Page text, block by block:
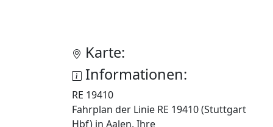
Karte:
Informationen:
RE 19410
Fahrplan der Linie RE 19410 (Stuttgart
Hbf) in Aalen. Ihre